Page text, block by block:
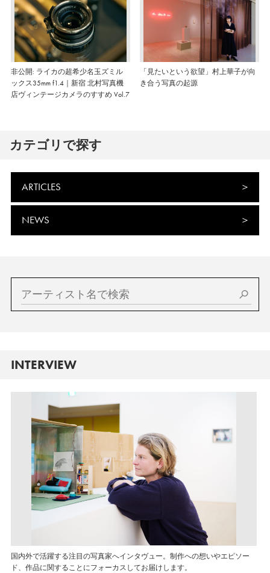
非公開: ライカの超希少名玉ズミル
ックス35mm f1.4｜新宿 北村写真機
店ヴィンテージカメラのすすめ Vol.7
「見たいという欲望」村上華子が向
き合う写真の起源
カテゴリで探す
ARTICLES
NEWS
INTERVIEW
国内外で活躍する注目の写真家へインタヴュー。制作への想いやエピソー
ド、作品に関することにフォーカスしてお届けします。